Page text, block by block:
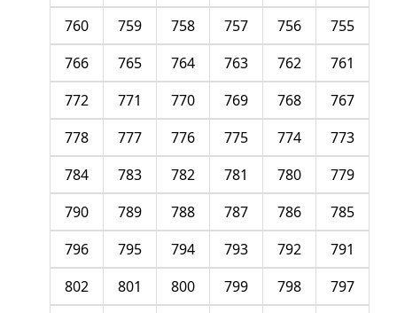
755
756
757
758
759
760
761
762
763
764
765
766
767
768
769
770
771
772
773
774
775
776
777
778
779
780
781
782
783
784
785
786
787
788
789
790
791
792
793
794
795
796
797
798
799
800
801
802